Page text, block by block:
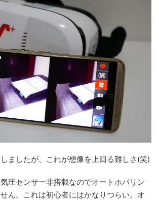
ましたが、これが想像を上回る難しさ(笑)
圧センサー非搭載なのでオートホバリン
ん。これは初心者にはかなりつらい。オ